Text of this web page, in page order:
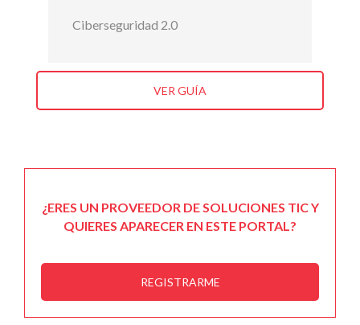
Ciberseguridad 2.0
VER GUÍA
¿ERES UN PROVEEDOR DE SOLUCIONES TIC Y
QUIERES APARECER EN ESTE PORTAL?
REGISTRARME